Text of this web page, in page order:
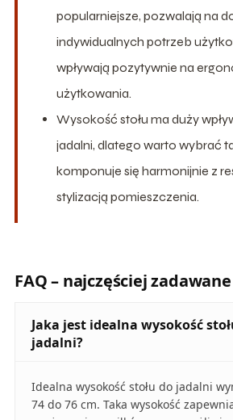
popularniejsze, pozwalają na
indywidualnych potrzeb
wpływają pozytywnie na
użytkowania.
Wysokość stołu ma duży
jadalni, dlatego warto wybrać
komponuje się harmonijnie z
stylizacją pomieszczenia.
FAQ – najczęściej
Jaka jest idealna wysokość
jadalni?
Idealna wysokość stołu do jadalni
74 do 76 cm. Taka wysokość